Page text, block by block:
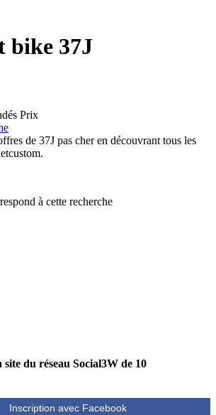
bike 37J
Prix
de 37J pas cher en découvrant tous les
à cette recherche
site du réseau Social3W de 10